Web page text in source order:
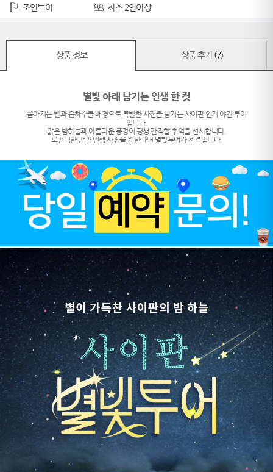
조인투어
최소 2인이상
상품 정보 상품 후기 (7)
별빛 아래 남기는 인생 한 컷
쏟아지는 별과 은하수를 배경으로 특별한 사진을 남기는 사이판 인기 야간 투어
입니다.
맑은 밤하늘과 아름다운 풍경이 평생 간직할 추억을 선사합니다.
로맨틱한 밤과 인생 사진을 원한다면 별빛투어가 제격입니다.